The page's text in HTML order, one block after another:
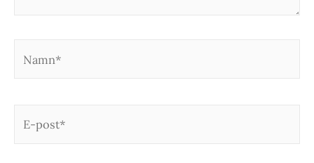
post*